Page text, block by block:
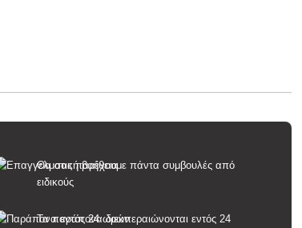
Θα σας παρέχουμε πάντα συμβουλές από
ειδικούς
Τα παράπονα διεκπεραιώνονται εντός 24